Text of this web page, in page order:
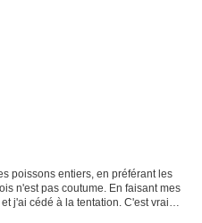
poissons entiers, en préférant les
n'est pas coutume. En faisant mes
j'ai cédé à la tentation. C'est vrai